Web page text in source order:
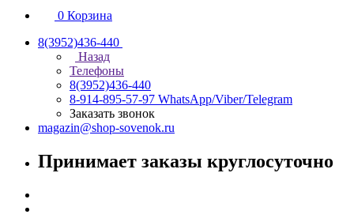
0 Корзина
8(3952)436-440
Назад
Телефоны
8(3952)436-440
8-914-895-57-97 WhatsApp/Viber/Telegram
Заказать звонок
magazin@shop-sovenok.ru
Принимает заказы круглосуточно